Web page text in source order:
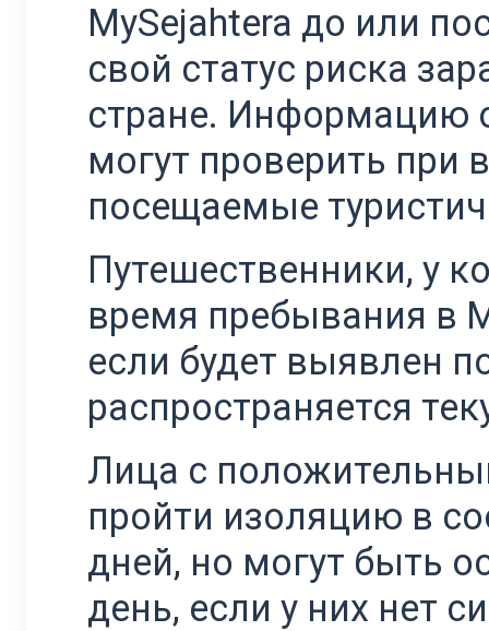
MySejahtera до или
свой статус риска
стране. Информацию
могут проверить при
посещаемые
Путешественники, у
время пребывания в
если будет выявлен
распространяется
Лица с
пройти изоляцию в
дней, но могут быть
день, если у них нет